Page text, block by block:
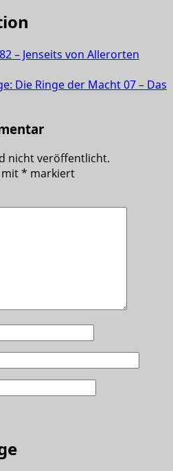
– Jenseits von Allerorten
Die Ringe der Macht 07 – Das
nicht veröffentlicht.
mit* markiert